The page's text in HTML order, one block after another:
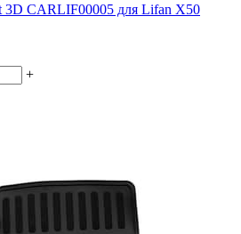
3D CARLIF00005 для Lifan X50
+